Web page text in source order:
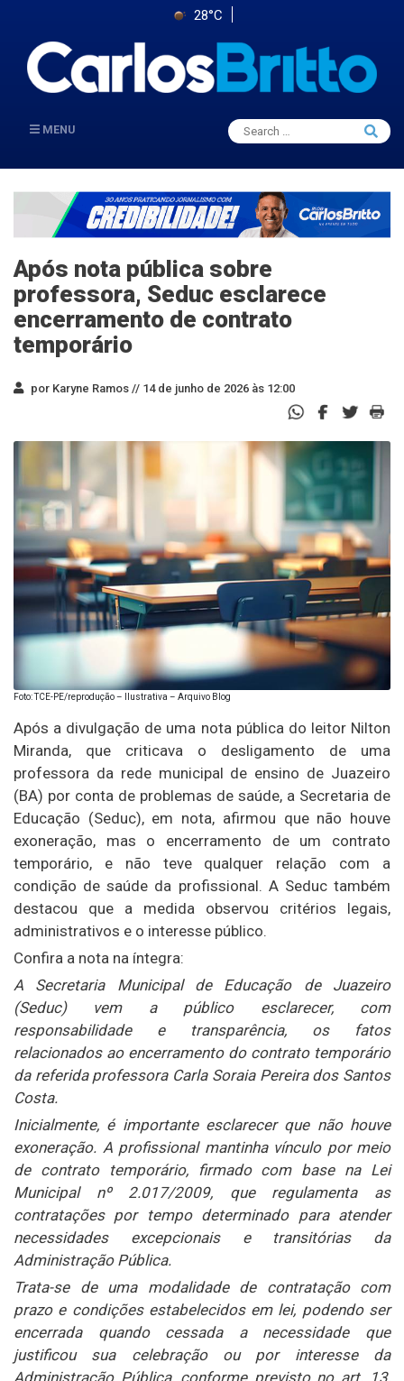
28°C
MENU
Search
for:
Search
Após nota pública sobre
professora, Seduc esclarece
encerramento de contrato
temporário
por Karyne Ramos // 14 de junho de 2026 às 12:00
Foto: TCE-PE/reprodução – Ilustrativa – Arquivo Blog
Após a divulgação de uma nota pública do leitor Nilton
Miranda, que criticava o desligamento de uma
professora da rede municipal de ensino de Juazeiro
(BA) por conta de problemas de saúde, a Secretaria de
Educação (Seduc), em nota, afirmou que não houve
exoneração, mas o encerramento de um contrato
temporário, e não teve qualquer relação com a
condição de saúde da profissional. A Seduc também
destacou que a medida observou critérios legais,
administrativos e o interesse público.
Confira a nota na íntegra:
A Secretaria Municipal de Educação de Juazeiro
(Seduc) vem a público esclarecer, com
responsabilidade e transparência, os fatos
relacionados ao encerramento do contrato temporário
da referida professora Carla Soraia Pereira dos Santos
Costa.
Inicialmente, é importante esclarecer que não houve
exoneração. A profissional mantinha vínculo por meio
de contrato temporário, firmado com base na Lei
Municipal nº 2.017/2009, que regulamenta as
contratações por tempo determinado para atender
necessidades excepcionais e transitórias da
Administração Pública.
Trata-se de uma modalidade de contratação com
prazo e condições estabelecidos em lei, podendo ser
encerrada quando cessada a necessidade que
justificou sua celebração ou por interesse da
Administração Pública, conforme previsto no art. 13,